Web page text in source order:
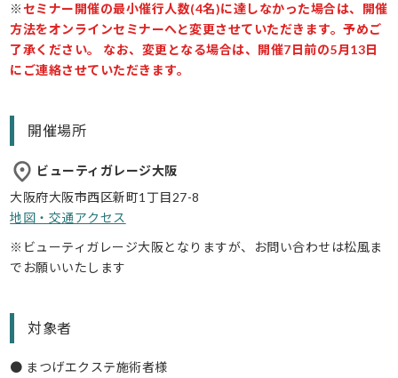
※セミナー開催の最小催行人数(4名)に達しなかった場合は、開催
方法をオンラインセミナーへと変更させていただきます。予めご
了承ください。
なお、変更となる場合は、開催7日前の5月13日
にご連絡させていただきます。
開催場所
ビューティガレージ大阪
大阪府大阪市西区新町1丁目27-8
地図・交通アクセス
※ビューティガレージ大阪となりますが、お問い合わせは松風ま
でお願いいたします
対象者
● まつげエクステ施術者様